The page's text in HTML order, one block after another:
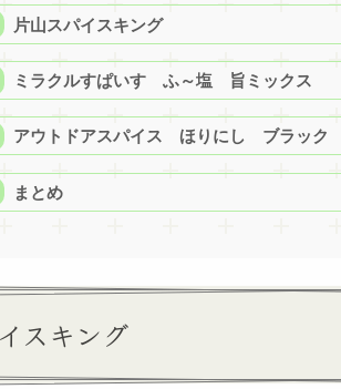
片山スパイスキング
ミラクルすぱいす ふ～塩 旨ミックス
アウトドアスパイス ほりにし ブラック
まとめ
スキング